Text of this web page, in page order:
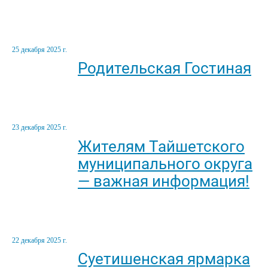
25 декабря 2025 г.
Родительская Гостиная
23 декабря 2025 г.
Жителям Тайшетского
муниципального округа
— важная информация!
22 декабря 2025 г.
Суетишенская ярмарка